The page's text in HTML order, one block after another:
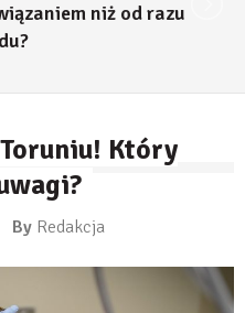
niż od razu
Który
By Redakcja